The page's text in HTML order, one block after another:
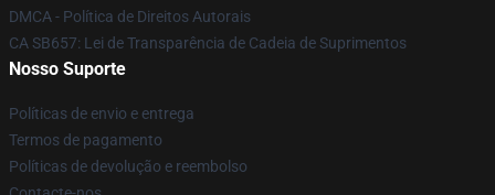
DMCA - Política de Direitos Autorais
CA SB657: Lei de Transparência de Cadeia de Suprimentos
Nosso Suporte
Políticas de envio e entrega
Termos de pagamento
Políticas de devolução e reembolso